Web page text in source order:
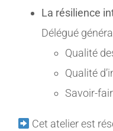
La résilience
Délégué
Qualité
Qualité
Savoir-
Cet atelier est